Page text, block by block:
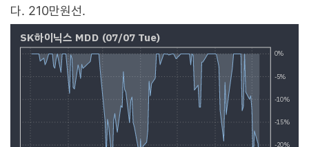
다. 210만원선.